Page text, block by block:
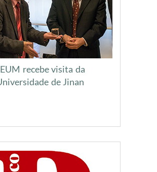
recebe visita da
de Jinan